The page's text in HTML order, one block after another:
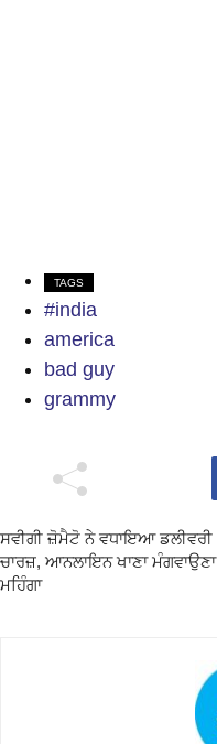
TAGS
#india
america
bad guy
grammy
ਸਵੀਗੀ ਜ਼ੋਮੈਟੋ ਨੇ ਵਧਾਇਆ ਡਲੀਵਰੀ
ਚਾਰਜ਼, ਆਨਲਾਇਨ ਖਾਣਾ ਮੰਗਵਾਉਣਾ
ਮਹਿੰਗਾ